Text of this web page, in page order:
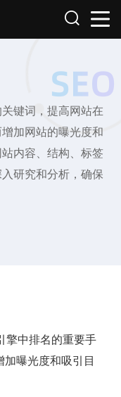
键词，提高网站在
加网站的曝光度和
内容、结构、标签
研究和分析，确保
擎中排名的重要手
曝光度和吸引目